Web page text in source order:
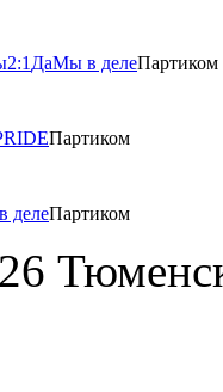
2:1 ДаМы в делеПартиком
Партиком
делеПартиком